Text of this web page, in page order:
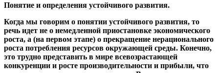
Понятие и определения устойчивого развития.
Когда мы говорим о понятии устойчивого развития, то
речь идет не о немедленной приостановке экономического
роста, а (на первом этапе) о прекращение нерационального
роста потребления ресурсов окружающей среды. Конечно,
это трудно представить в мире всевозрастающей
конкуренции и росте производительности и прибыли, что